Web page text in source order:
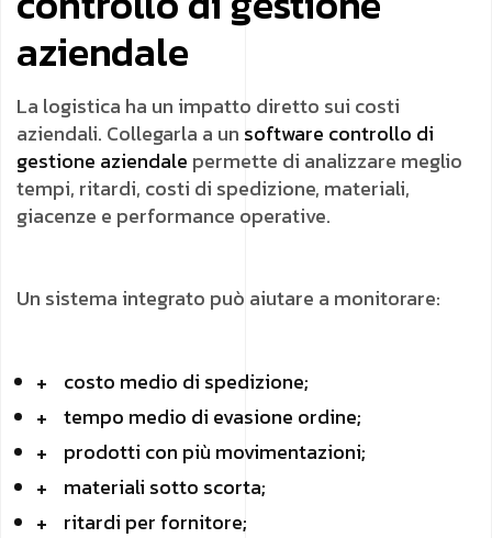
aziendale
La logistica ha un impatto diretto sui costi
aziendali. Collegarla a un software controllo di
gestione aziendale permette di analizzare meglio
tempi, ritardi, costi di spedizione, materiali,
giacenze e performance operative.
Un sistema integrato può aiutare a monitorare:
costo medio di spedizione;
tempo medio di evasione ordine;
prodotti con più movimentazioni;
materiali sotto scorta;
ritardi per fornitore;